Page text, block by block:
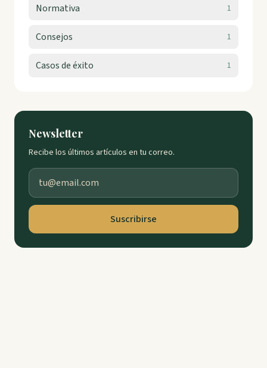
Normativa 1
Consejos 1
Casos de éxito 1
Newsletter
Recibe los últimos artículos en tu correo.
Suscribirse